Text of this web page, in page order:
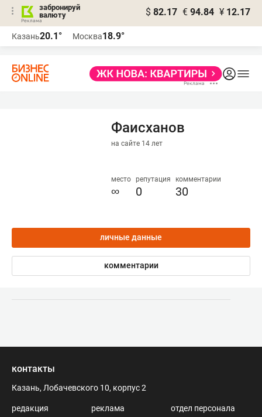
забронируй
валюту
$ 82.17 € 94.84 ¥ 12.17
Казань20.1° Москва18.9°
Фаисханов
на сайте 14 лет
место
∞
репутация
0
комментарии
30
личные данные
комментарии
контакты
Казань, Лобачевского 10, корпус 2
редакция
реклама
отдел персонала